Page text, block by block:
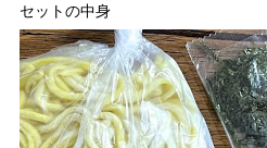
セットの中身